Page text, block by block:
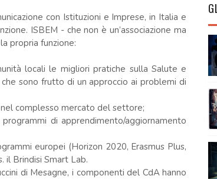
con Istituzioni e Imprese, in Italia e
ISBEM - che non è un’associazione ma
propria funzione:
locali le migliori pratiche sulla Salute e
sono frutto di un approccio ai problemi di
complesso mercato del settore;
di apprendimento/aggiornamento
europei (Horizon 2020, Erasmus Plus,
il Brindisi Smart Lab.
di Mesagne, i componenti del CdA hanno